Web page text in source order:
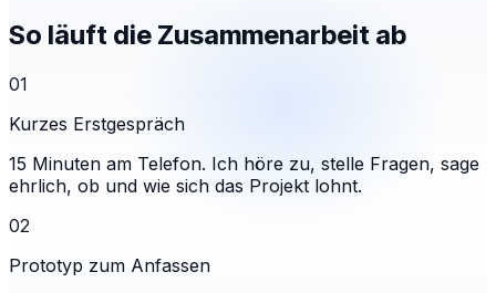
So läuft die Zusammenarbeit ab
01
Kurzes Erstgespräch
15 Minuten am Telefon. Ich höre zu, stelle Fragen, sage
ehrlich, ob und wie sich das Projekt lohnt.
02
Prototyp zum Anfassen